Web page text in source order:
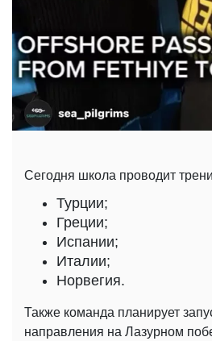
Сегодня школа проводит
Турции;
Греции;
Испании;
Италии;
Норвегия.
Также команда планирует
направления на Лазурном